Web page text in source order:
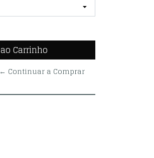
← Continuar a Comprar